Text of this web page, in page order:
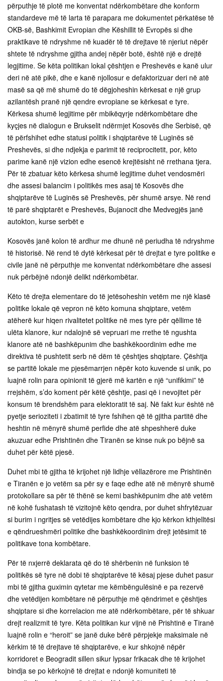
përputhje të plotë me konventat ndërkombëtare dhe konform
standardeve më të larta të parapara me dokumentet përkatëse të
OKB-së, Bashkimit Evropian dhe Këshillit të Evropës si dhe
praktikave të ndryshme në kuadër të të drejtave të njeriut nëpër
shtete të ndryshme gjitha andej nëpër botë, është një e drejtë
legjitime. Se këta politikan lokal çështjen e Preshevës e kanë ulur
deri në atë pikë, dhe e kanë njollosur e defaktorizuar deri në atë
masë sa që më shumë do të dëgjoheshin kërkesat e një grup
azilantësh pranë një qendre evropiane se kërkesat e tyre.
Kërkesa shumë legjitime për mbikëqyrje ndërkombëtare dhe
kyçjes në dialogun e Brukselit ndërmjet Kosovës dhe Serbisë, që
të përfshihet edhe statusi politik i shqiptarëve të Luginës së
Preshevës, si dhe ndjekja e parimit të reciprocitetit, por, këto
parime kanë një vizion edhe esencë krejtësisht në rrethana tjera.
Për të zbatuar këto kërkesa shumë legjitime duhet vendosmëri
dhe assesi balancim i politikës mes asaj të Kosovës dhe
shqiptarëve të Luginës së Preshevës, për shumë arsye. Në rend
të parë shqiptarët e Preshevës, Bujanocit dhe Medvegjës janë
autokton, kurse serbët e
Kosovës janë kolon të ardhur me dhunë në periudha të ndryshme
të historisë. Në rend të dytë kërkesat për të drejtat e tyre politike e
civile janë në përputhje me konventat ndërkombëtare dhe assesi
nuk përbëjnë ndonjë delikt ndërkombëtar.
Këto të drejta elementare do të jetësoheshin vetëm me një klasë
politike lokale që vepron në këto komuna shqiptare, vetëm
atëherë kur hiqen rivalitetet politike në mes tyre për qëllime të
ulëta klanore, kur ndalojnë së vepruari me rrethe të ngushta
klanore atë në bashkëpunim dhe bashkëkoordinim edhe me
direktiva të pushtetit serb në dëm të çështjes shqiptare. Çështja
se partitë lokale me pjesëmarrjen nëpër koto kuvende si unik, po
luajnë rolin para opinionit të gjerë më kartën e një “unifikimi” të
rrejshëm, s’do koment për këtë çështje, pasi që i nevojitet për
konsum të brendshëm para elektoratit të saj. Në fakt kur është në
pyetje serioziteti i zbatimit të tyre fshihen që të gjitha partitë dhe
heshtin në mënyrë shumë perfide dhe atë shpeshherë duke
akuzuar edhe Prishtinën dhe Tiranën se kinse nuk po bëjnë sa
duhet për këtë pjesë.
Duhet mbi të gjitha të krijohet një lidhje vëllazërore me Prishtinën
e Tiranën e jo vetëm sa për sy e faqe edhe atë në mënyrë shumë
protokollare sa për të thënë se kemi bashkëpunim dhe atë vetëm
në kohë fushatash të vizitojnë këto qendra, por duhet shfrytëzuar
si burim i ngritjes së vetëdijes kombëtare dhe kjo kërkon kthjelltësi
e qëndrueshmëri politike dhe bashkëkoordinim drejt jetësimit të
politikave tona kombëtare.
Për të nxjerrë deklarata që do të shërbenin në funksion të
politikës së tyre në dobi të shqiptarëve të kësaj pjese duhet pasur
mbi të gjitha guximin qytetar me këmbëngulësinë e pa rezervë
dhe vetëdijen kombëtare në përputhje më qëndrimet e çështjes
shqiptare si dhe korrelacion me atë ndërkombëtare, për të shkuar
drejt realizmit të tyre. Këta politikan kur vijnë në Prishtinë e Tiranë
luajnë rolin e “heroit” se janë duke bërë përpjekje maksimale në
kërkim të të drejtave të shqiptarëve, e kur shkojnë nëpër
korridoret e Beogradit sillen sikur lypsar frikacak dhe të krijohet
bindja se po kërkojnë të drejtat e ndonjë komuniteti të